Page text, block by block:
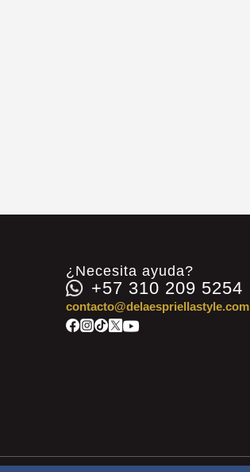
¿Necesita ayuda?
+57 310 209 5254
contacto@delaespriellastyle.com